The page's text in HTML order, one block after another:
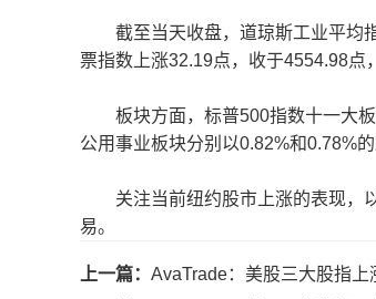
截至当天收盘，道琼斯工业平均指
票指数上涨32.19点，收于4554.98点
板块方面，标普500指数十一大板
公用事业板块分别以0.82%和0.78%的
关注当前纽约股市上涨的表现，以
易。
上一篇： AvaTrade：美股三大股指上